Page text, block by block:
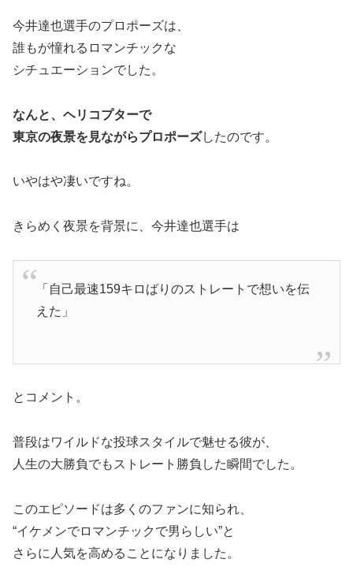
今井達也選手のプロポーズは、
誰もが憧れるロマンチックな
シチュエーションでした。
なんと、ヘリコプターで
東京の夜景を見ながらプロポーズしたのです。
いやはや凄いですね。
きらめく夜景を背景に、今井達也選手は
「自己最速159キロばりのストレートで想いを伝
えた」
とコメント。
普段はワイルドな投球スタイルで魅せる彼が、
人生の大勝負でもストレート勝負した瞬間でした。
このエピソードは多くのファンに知られ、
“イケメンでロマンチックで男らしい”と
さらに人気を高めることになりました。